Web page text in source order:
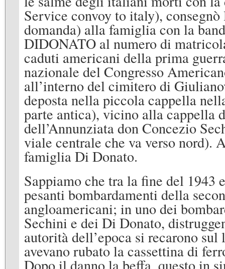
Service convoy to italy),
domanda) alla famiglia con la
DIDONATO al numero di
caduti americani della prima
nazionale del Congresso
all’interno del cimitero di
deposta nella piccola cappella
parte antica), vicino alla cappella
dell’Annunziata don Concezio
viale centrale che va verso nord).
famiglia Di Donato.
Sappiamo che tra la fine del
pesanti bombardamenti della
angloamericani; in uno dei
Sechini e dei Di Donato,
autorità dell’epoca si recarono
avevano rubato la cassettina di
Dopo il danno la beffa, questo in